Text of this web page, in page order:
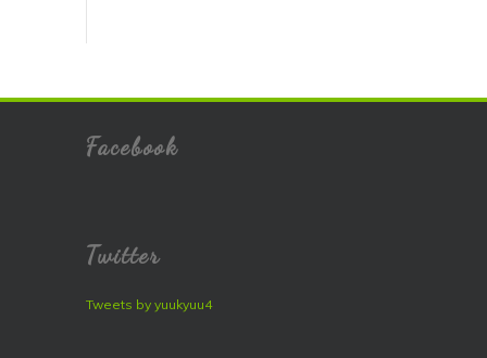
Facebook
Twitter
Tweets by yuukyuu4